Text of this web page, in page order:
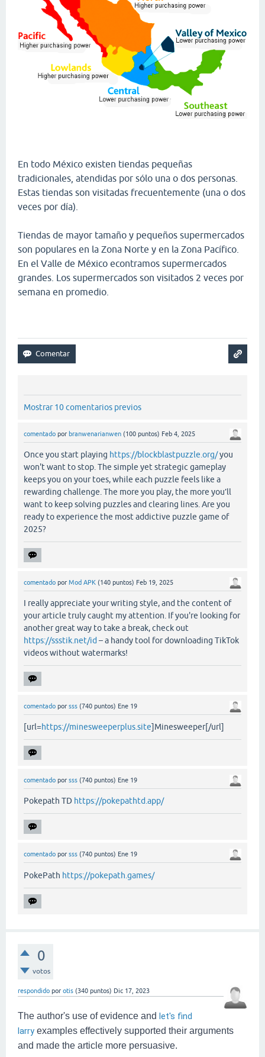
En todo México existen tiendas pequeñas
tradicionales, atendidas por sólo una o dos personas.
Estas tiendas son visitadas frecuentemente (una o dos
veces por día).
Tiendas de mayor tamaño y pequeños supermercados
son populares en la Zona Norte y en la Zona Pacífico.
En el Valle de México econtramos supermercados
grandes. Los supermercados son visitados 2 veces por
semana en promedio.
Mostrar 10 comentarios previos
comentado por branwenarianwen (100 puntos) Feb 4, 2025
Once you start playing https://blockblastpuzzle.org/you
won't want to stop. The simple yet strategic gameplay
keeps you on your toes, while each puzzle feels like a
rewarding challenge. The more you play, the more you’ll
want to keep solving puzzles and clearing lines. Are you
ready to experience the most addictive puzzle game of
2025?
comentado por Mod APK (140 puntos) Feb 19, 2025
I really appreciate your writing style, and the content of
your article truly caught my attention. If you're looking for
another great way to take a break, check out
https://ssstik.net/id – a handy tool for downloading TikTok
videos without watermarks!
comentado por sss (740 puntos) Ene 19
[url=https://minesweeperplus.site]Minesweeper[/url]
comentado por sss (740 puntos) Ene 19
Pokepath TD https://pokepathtd.app/
comentado por sss (740 puntos) Ene 19
PokePath https://pokepath.games/
0
votos
respondido por otis (340 puntos) Dic 17, 2023
The author's use of evidence and let's find
larry examples effectively supported their arguments
and made the article more persuasive.